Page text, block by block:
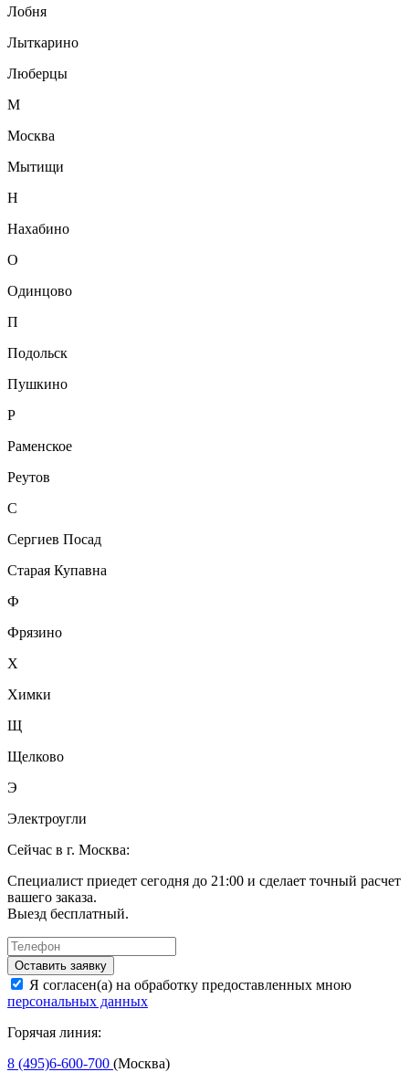
Лобня
Лыткарино
Люберцы
М
Москва
Мытищи
Н
Нахабино
О
Одинцово
П
Подольск
Пушкино
Р
Раменское
Реутов
С
Сергиев Посад
Старая Купавна
Ф
Фрязино
Х
Химки
Щ
Щелково
Э
Электроугли
Сейчас в г. Москва:
Специалист приедет сегодня до 21:00 и сделает точный расчет
вашего заказа.
Выезд бесплатный.
Оставить заявку
Я согласен(а) на обработку предоставленных мною
персональных данных
Горячая линия:
8 (495)6-600-700 (Москва)